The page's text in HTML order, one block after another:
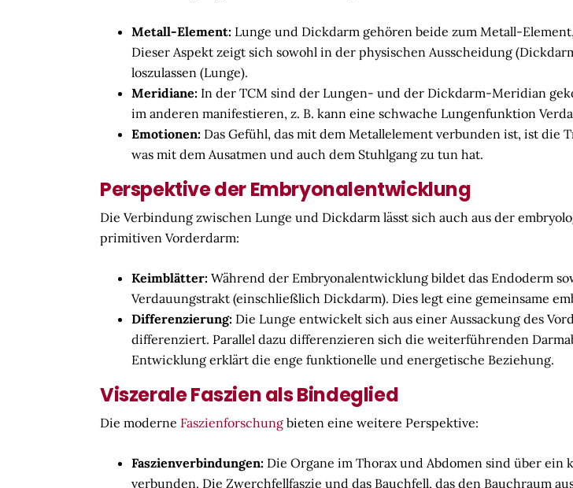
Metall-Element: Lunge und Dickdarm gehören beide zum Metall-
Dieser Aspekt zeigt sich sowohl in der physischen Ausscheidung
loszulassen (Lunge).
Meridiane: In der TCM sind der Lungen- und der Dickdarm-Meridian
im anderen manifestieren, z. B. kann eine schwache Lungenfunktion
Emotionen: Das Gefühl, das mit dem Metallelement verbunden ist, ist die
was mit dem Ausatmen und auch dem Stuhlgang zu tun hat.
Perspektive der Embryonalentwicklung
Die Verbindung zwischen Lunge und Dickdarm lässt sich auch aus der
primitiven Vorderdarm:
Keimblätter: Während der Embryonalentwicklung bildet das Endoderm
Verdauungstrakt (einschließlich Dickdarm). Dies legt eine gemeinsame
Differenzierung: Die Lunge entwickelt sich aus einer Aussackung des
differenziert. Parallel dazu differenzieren sich die weiterführenden
Entwicklung erklärt die enge funktionelle und energetische Beziehung.
Viszerale Faszien als Bindeglied
Die moderne Faszienforschung bieten eine weitere Perspektive:
Faszienverbindungen: Die Organe im Thorax und Abdomen sind über ein
verbunden. Die Zwerchfellfaszie und das Bauchfell, das den Bauchraum